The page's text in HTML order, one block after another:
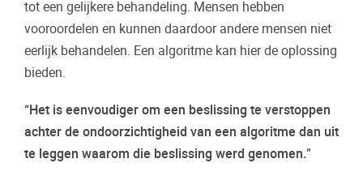
tot een gelijkere behandeling. Mensen hebben
vooroordelen en kunnen daardoor andere mensen niet
eerlijk behandelen. Een algoritme kan hier de oplossing
bieden.
“Het is eenvoudiger om een beslissing te verstoppen
achter de ondoorzichtigheid van een algoritme dan uit
te leggen waarom die beslissing werd genomen.”